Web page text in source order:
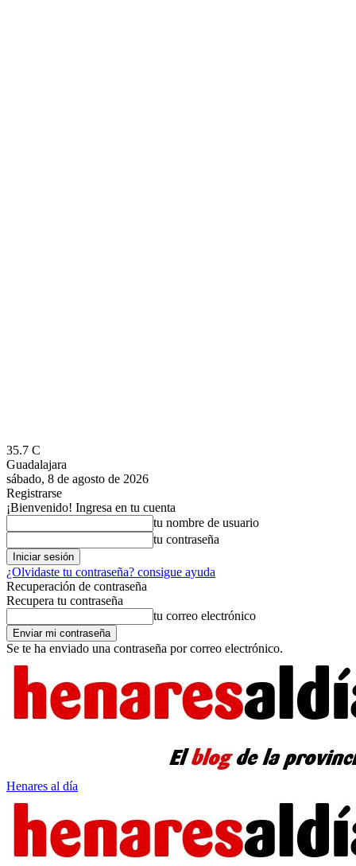
35.7 C
Guadalajara
sábado, 8 de agosto de 2026
Registrarse
¡Bienvenido! Ingresa en tu cuenta
tu nombre de usuario
tu contraseña
¿Olvidaste tu contraseña? consigue ayuda
Recuperación de contraseña
Recupera tu contraseña
tu correo electrónico
Se te ha enviado una contraseña por correo electrónico.
Henares al día